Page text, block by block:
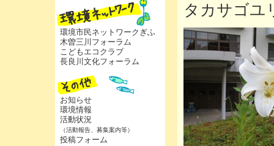
環境市民ネットワークぎふ
木曽三川フォーラム
こどもエコクラブ
長良川文化フォーラム
お知らせ
環境情報
活動状況
（活動報告、募集案内等）
投稿フォーム
タカサゴユ